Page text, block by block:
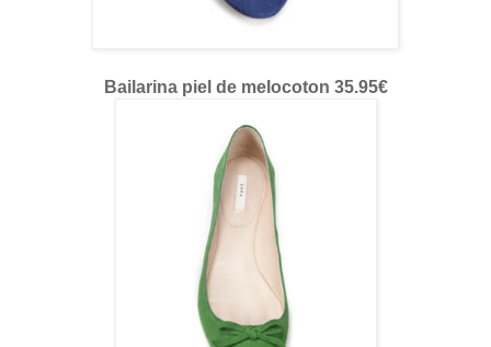
Bailarina piel de melocoton 35.95€